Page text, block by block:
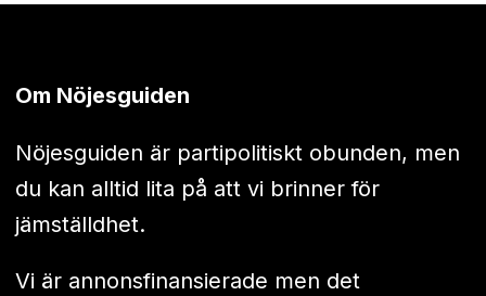
Om Nöjesguiden
Nöjesguiden är partipolitiskt obunden, men
du kan alltid lita på att vi brinner för
jämställdhet.
Vi är annonsfinansierade men det